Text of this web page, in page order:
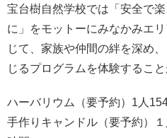
宝台樹自然学校では「安全で
に」をモットーにみなかみエ
じて、家族や仲間の絆を深め
じるプログラムを体験すること
ハーバリウム（要予約）1人
手作りキャンドル（要予約）